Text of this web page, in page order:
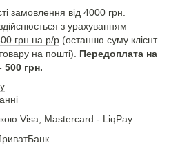
замовлення від 4000 грн.
з урахуванням
грн на р/р (останню суму клієнт
на пошті). Передоплата на
500 грн.
Visa, Mastercard - LiqPay